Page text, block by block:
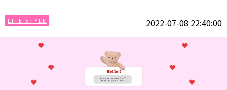
LIFE STYLE 2022-07-08 22:40:00